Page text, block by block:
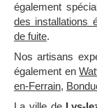
également
des installations
de fuite.
Nos artisans
également en
en-Ferrain,